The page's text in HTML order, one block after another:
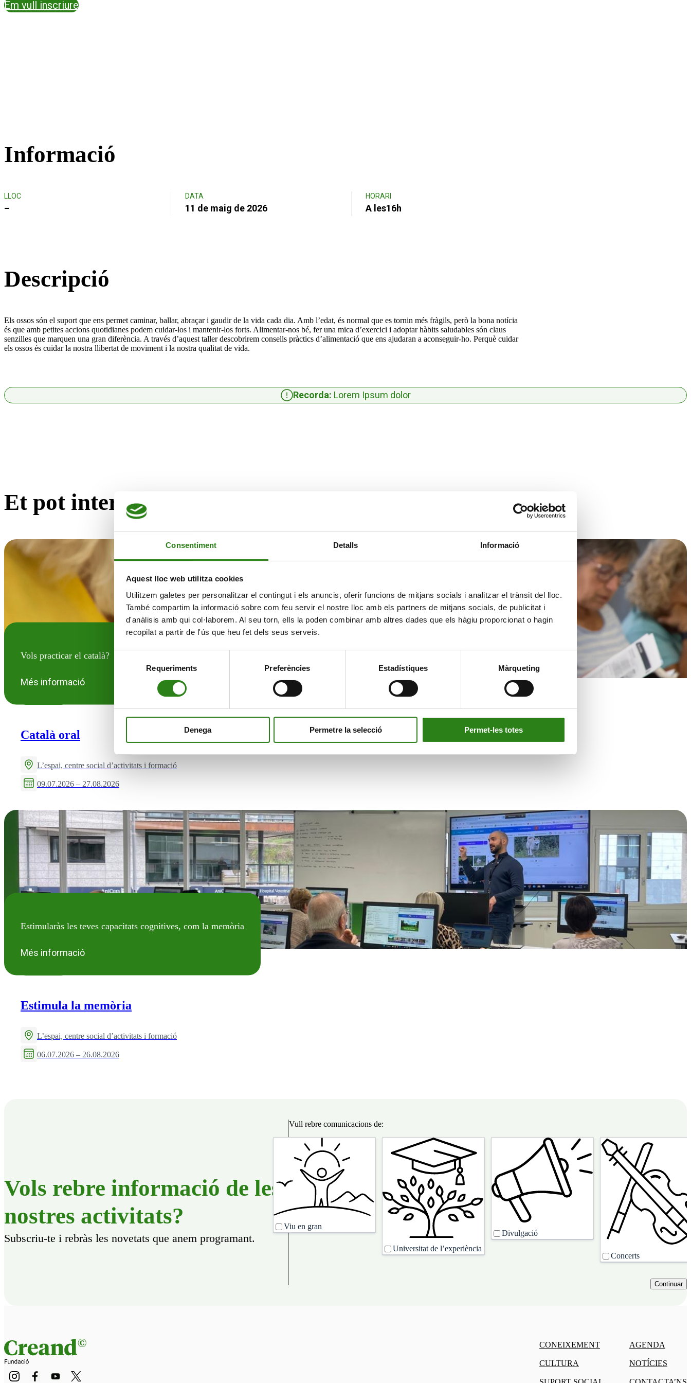
Consentiment Detalls Informació
Aquest lloc web utilitza cookies
Utilitzem galetes per personalitzar el contingut i els anuncis, oferir funcions de mitjans socials i analitzar el trànsit del lloc.
També compartim la informació sobre com feu servir el nostre lloc amb els partners de mitjans socials, de publicitat i
d'anàlisis amb qui col·laborem. Al seu torn, ells la poden combinar amb altres dades que els hàgiu proporcionat o hagin
recopilat a partir de l'ús que heu fet dels seus serveis.
consentiment
Requeriments Preferències Estadístiques Màrqueting
Denega Permetre la selecció Permet-les totes
Em vull inscriure
Informació
LLOC
–
DATA
11 de maig de 2026
HORARI
A les16h
Descripció
Els ossos són el suport que ens permet caminar, ballar, abraçar i gaudir de la vida cada dia. Amb l’edat, és normal que es tornin més fràgils, però la bona notícia
és que amb petites accions quotidianes podem cuidar-los i mantenir-los forts. Alimentar-nos bé, fer una mica d’exercici i adoptar hàbits saludables són claus
senzilles que marquen una gran diferència. A través d’aquest taller descobrirem consells pràctics d’alimentació que ens ajudaran a aconseguir-ho. Perquè cuidar
els ossos és cuidar la nostra llibertat de moviment i la nostra qualitat de vida.
Recorda: Lorem Ipsum dolor
Et pot interesar
Vols practicar el català?
Més informació
Català oral
L’espai, centre social d’activitats i formació
09.07.2026 – 27.08.2026
Estimularàs les teves capacitats cognitives, com la memòria
Més informació
Estimula la memòria
L’espai, centre social d’activitats i formació
06.07.2026 – 26.08.2026
Vols rebre informació de les
nostres activitats?
Subscriu-te i rebràs les novetats que anem programant.
Vull rebre comunicacions de:
rebre
comunicacions
de:
Viu en gran
Universitat de l’experiència
Divulgació
Concerts
CONEIXEMENT
CULTURA
AGENDA
NOTÍCIES